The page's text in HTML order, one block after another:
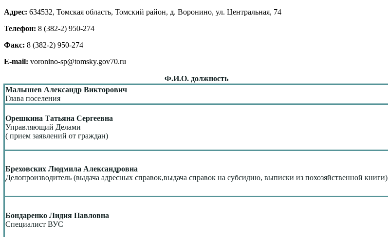
Адрес: 634532, Томская область, Томский район, д. Воронино, ул. Центральная, 74
Телефон: 8 (382-2) 950-274
Факс: 8 (382-2) 950-274
Е-mail: voronino-sp@tomsky.gov70.ru
Ф.И.О. должность
Малышев Александр Викторович
Глава поселения
Орешкина Татьяна Сергеевна
Управляющий Делами
( прием заявлений от граждан)
Бреховских Людмила Александровна
Делопроизводитель (выдача адресных справок,выдача справок на субсидию, выписки из похозяйственной книги)
Бондаренко Лидия Павловна
Специалист ВУС